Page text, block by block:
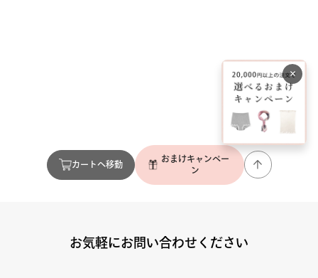
×
カートへ移動
おまけキャンペー
ン
お気軽にお問い合わせください